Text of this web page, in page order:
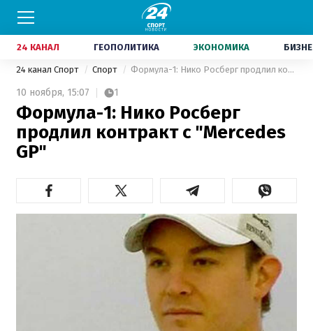
24 КАНАЛ ГЕОПОЛИТИКА ЭКОНОМИКА
24 канал Спорт Спорт Формула-1: Нико Росберг продлил контракт с "Mercedes GP"
10 ноября, 15:07 1
Формула-1: Нико Росберг
продлил контракт с "Mercedes
GP"